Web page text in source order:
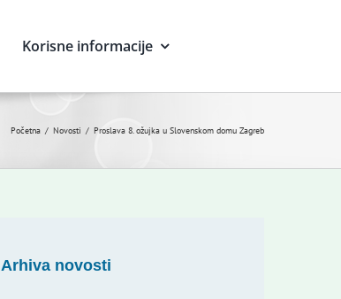
Korisne informacije
Početna Novosti Proslava 8. ožujka u Slovenskom domu Zagreb
Arhiva novosti